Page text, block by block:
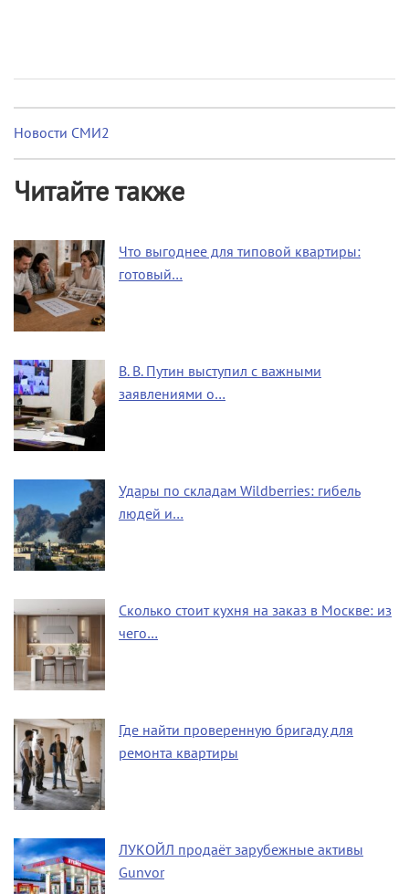
Новости СМИ2
Читайте также
Что выгоднее для типовой квартиры:
готовый…
В. В. Путин выступил с важными
заявлениями о…
Удары по складам Wildberries: гибель
людей и…
Сколько стоит кухня на заказ в Москве: из
чего…
Где найти проверенную бригаду для
ремонта квартиры
ЛУКОЙЛ продаёт зарубежные активы
Gunvor